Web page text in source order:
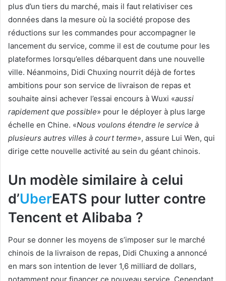
plus d’un tiers du marché, mais il faut relativiser ces
données dans la mesure où la société propose des
réductions sur les commandes pour accompagner le
lancement du service, comme il est de coutume pour les
plateformes lorsqu’elles débarquent dans une nouvelle
ville. Néanmoins, Didi Chuxing nourrit déjà de fortes
ambitions pour son service de livraison de repas et
souhaite ainsi achever l’essai encours à Wuxi «aussi
rapidement que possible» pour le déployer à plus large
échelle en Chine. «Nous voulons étendre le service à
plusieurs autres villes à court terme», assure Lui Wen, qui
dirige cette nouvelle activité au sein du géant chinois.
Un modèle similaire à celui
d’UberEATS pour lutter contre
Tencent et Alibaba ?
Pour se donner les moyens de s’imposer sur le marché
chinois de la livraison de repas, Didi Chuxing a annoncé
en mars son intention de lever 1,6 milliard de dollars,